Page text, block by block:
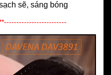
sẽ, sáng bóng